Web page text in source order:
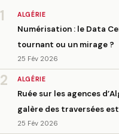
1 ALGÉRIE
Numérisation : le Data
tournant ou un mirage ?
25 Fév 2026
2 ALGÉRIE
Ruée sur les agences
galère des traversées
25 Fév 2026